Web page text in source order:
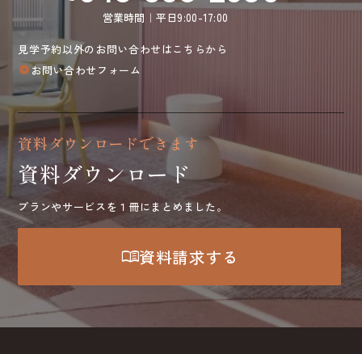
営業時間｜平日9:00-17:00
見学予約以外のお問い合わせはこちらから
arrow_circle_rightお問い合わせフォーム
資料ダウンロードできます
資料ダウンロード
プランやサービスを１冊にまとめました。
menu_book資料請求する